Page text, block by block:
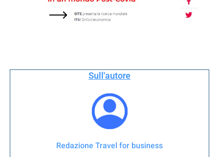
Sull'autore
Redazione Travel for business